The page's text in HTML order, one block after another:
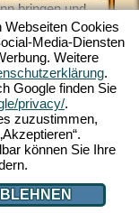
bringen und
wird das
sich
hat,
das
zum
Errichte
sauber,
Tiere für
schon
Webseiten Cookies
Media-Diensten
Weitere
.
Google finden Sie
privacy/.
zuzustimmen,
können Sie Ihre